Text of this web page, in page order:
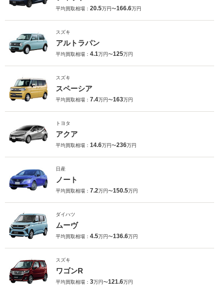
平均買取相場： 20.5万円〜166.6万円
スズキ
アルトラパン
平均買取相場： 4.1万円〜125万円
スズキ
スペーシア
平均買取相場： 7.4万円〜163万円
トヨタ
アクア
平均買取相場： 14.6万円〜236万円
日産
ノート
平均買取相場： 7.2万円〜150.5万円
ダイハツ
ムーヴ
平均買取相場： 4.5万円〜136.6万円
スズキ
ワゴンR
平均買取相場： 3万円〜121.6万円